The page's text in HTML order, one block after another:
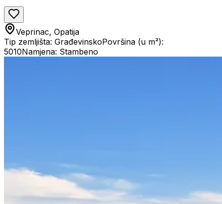
Veprinac, Opatija
Tip zemljišta: GrađevinskoPovršina (u m²):
5010Namjena: Stambeno